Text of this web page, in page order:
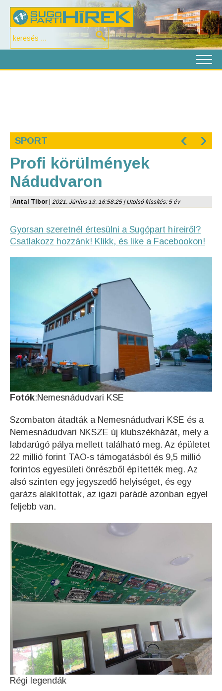
SPORT ‹ ›
Profi körülmények
Nádudvaron
Antal Tibor 2021. Június 13. 16:58:25 | Utolsó frissítés: 5 év
Gyorsan szeretnél értesülni a Sugópart híreiről?
Csatlakozz hozzánk! Klikk, és like a Facebookon!
Fotók:Nemesnádudvari KSE
Szombaton átadták a Nemesnádudvari KSE és a
Nemesnádudvari NKSZE új klubszékházát, mely a
labdarúgó pálya mellett található meg. Az épületet
22 millió forint TAO-s támogatásból és 9,5 millió
forintos egyesületi önrészből építették meg. Az
alsó szinten egy jegyszedő helyiséget, és egy
garázs alakítottak, az igazi parádé azonban egyel
feljebb van.
Régi legendák